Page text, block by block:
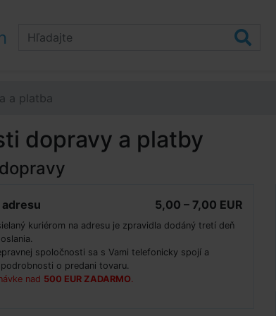
a platba
dopravy a platby
5,00 – 7,00 EUR
kuriérom na adresu je zpravidla dodáný tretí deň
spoločnosti sa s Vami telefonicky spojí a
o predani tovaru.
nad 500 EUR ZADARMO.